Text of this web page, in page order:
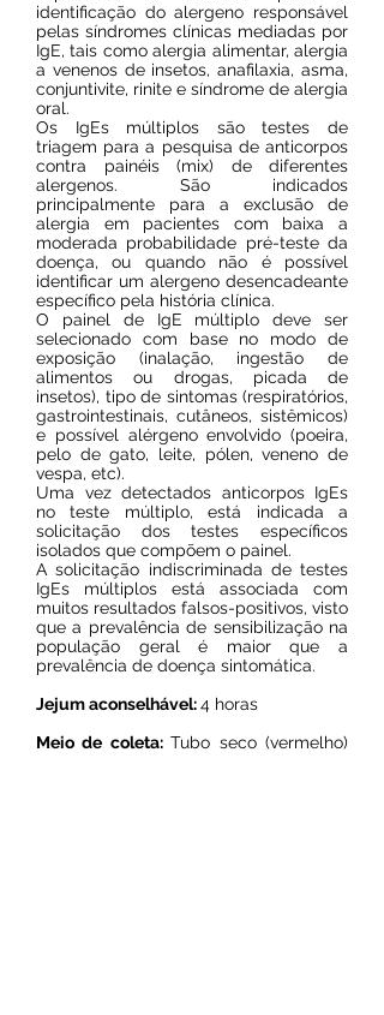
identificação do alergeno responsável
pelas síndromes clínicas mediadas por
IgE, tais como alergia alimentar, alergia
a venenos de insetos, anafilaxia, asma,
conjuntivite, rinite e síndrome de alergia
oral.
Os IgEs múltiplos são testes de
triagem para a pesquisa de anticorpos
contra painéis (mix) de diferentes
alergenos. São indicados
principalmente para a exclusão de
alergia em pacientes com baixa a
moderada probabilidade pré-teste da
doença, ou quando não é possível
identificar um alergeno desencadeante
específico pela história clínica.
O painel de IgE múltiplo deve ser
selecionado com base no modo de
exposição (inalação, ingestão de
alimentos ou drogas, picada de
insetos), tipo de sintomas (respiratórios,
gastrointestinais, cutâneos, sistêmicos)
e possível alérgeno envolvido (poeira,
pelo de gato, leite, pólen, veneno de
vespa, etc).
Uma vez detectados anticorpos IgEs
no teste múltiplo, está indicada a
solicitação dos testes específicos
isolados que compõem o painel.
A solicitação indiscriminada de testes
IgEs múltiplos está associada com
muitos resultados falsos-positivos, visto
que a prevalência de sensibilização na
população geral é maior que a
prevalência de doença sintomática.
Jejum aconselhável:4 horas
Meio de coleta:Tubo seco (vermelho)